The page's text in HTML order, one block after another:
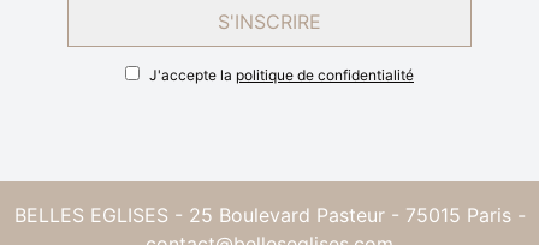
S'INSCRIRE
J'accepte la politique de confidentialité
BELLES EGLISES - 25 Boulevard Pasteur - 75015 Paris -